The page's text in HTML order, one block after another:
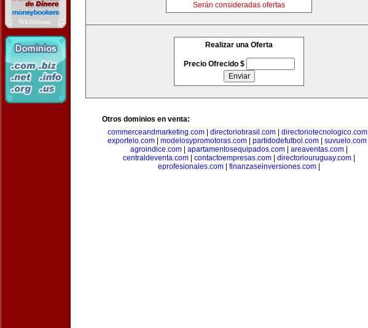
Serán consideradas ofertas
Realizar una Oferta
Precio Ofrecido $
Otros dominios en venta:
commerceandmarketing.com| directoriobrasil.com| directoriotecnologico.com|
exportelo.com
modelosypromotoras.com partidodefutbol.com suvuelo.com
agroindice.com
apartamentosequipados.com areaventas.com
centraldeventa.com
contactoempresas.com directoriouruguay.com
eprofesionales.com
finanzaseinversiones.com